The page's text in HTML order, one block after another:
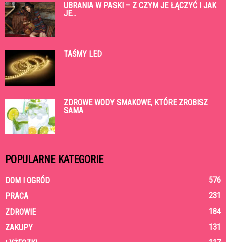
UBRANIA W PASKI – Z CZYM JE ŁĄCZYĆ I JAK
JE...
TAŚMY LED
ZDROWE WODY SMAKOWE, KTÓRE ZROBISZ
SAMA
POPULARNE KATEGORIE
DOM I OGRÓD
576
PRACA
231
ZDROWIE
184
ZAKUPY
131